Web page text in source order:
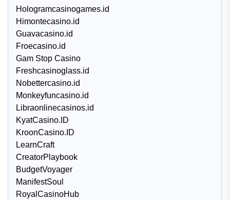
Hologramcasinogames.id
Himontecasino.id
Guavacasino.id
Froecasino.id
Gam Stop Casino
Freshcasinoglass.id
Nobettercasino.id
Monkeyfuncasino.id
Libraonlinecasinos.id
KyatCasino.ID
KroonCasino.ID
LearnCraft
CreatorPlaybook
BudgetVoyager
ManifestSoul
RoyalCasinoHub